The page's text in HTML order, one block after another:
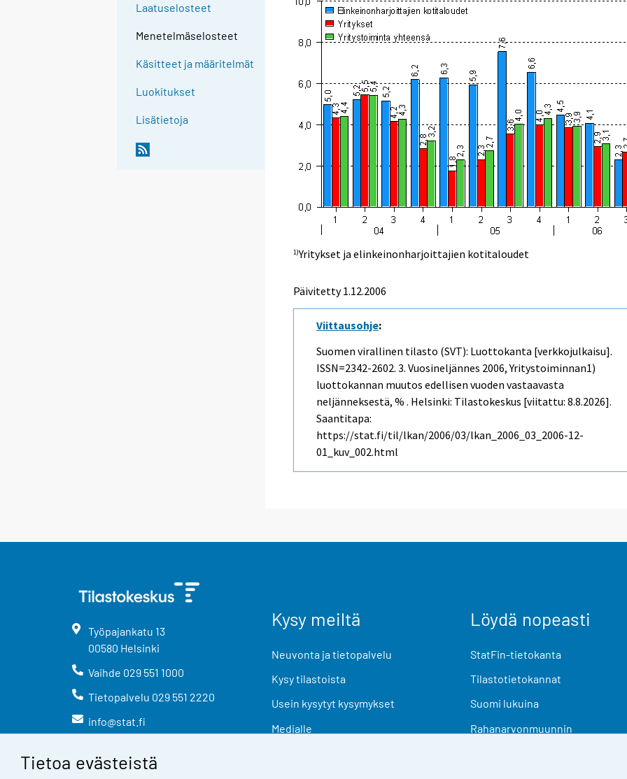
Tietoa evästeistä
Laatuselosteet
Menetelmäselosteet
Käsitteet ja määritelmät
Luokitukset
Lisätietoja
1)Yritykset ja elinkeinonharjoittajien kotitaloudet
Päivitetty1.12.2006
Viittausohje:
Suomen virallinen tilasto (SVT): Luottokanta [verkkojulkaisu].
ISSN=2342-2602.3. Vuosineljännes 2006, Yritystoiminnan1)
luottokannan muutos edellisen vuoden vastaavasta
neljänneksestä, % . Helsinki: Tilastokeskus [viitattu: 8.8.2026].
Saantitapa:
https://stat.fi/til/lkan/2006/03/lkan_2006_03_2006-12-
01_kuv_002.html
Työpajankatu 13
00580 Helsinki
Vaihde 029 551 1000
Tietopalvelu 029 551 2220
info@stat.fi
Kysy meiltä
Neuvonta ja tietopalvelu
Kysy tilastoista
Usein kysytyt kysymykset
Medialle
Löydä nopeasti
StatFin-tietokanta
Tilastotietokannat
Suomi lukuina
Rahanarvonmuunnin